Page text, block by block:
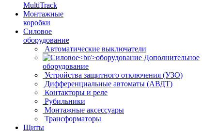
MultiTrack
Монтажные
коробки
Силовое
оборудование
Автоматические выключатели
Дополнительное
оборудование
Устройства защитного отключения (УЗО)
Дифференциальные автоматы (АВДТ)
Контакторы и реле
Рубильники
Монтажные аксессуары
Трансформаторы
Щиты